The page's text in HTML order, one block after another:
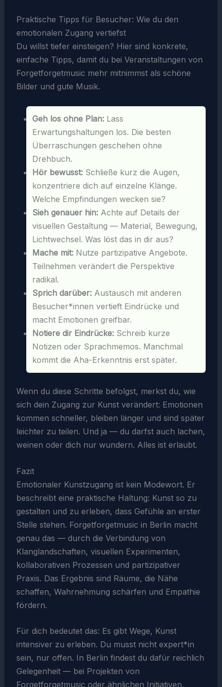
Praktische Tipps für Besucher: Wie du den
emotionalen Zugang vertiefst
Du willst tiefer einsteigen? Hier sind konkrete,
einfache Tipps, damit du bei Veranstaltungen von
Forgetforgetmusic mehr mitnimmst als schöne
Bilder und gute Musik.
Geh los ohne Plan:Lass
Erwartungshaltungen los. Die besten
Überraschungen geschehen ohne
Drehbuch.
Hör bewusst:Schließe kurz die Augen,
konzentriere dich auf einzelne Klänge.
Welche Empfindungen wecken sie?
Sieh genauer hin:Achte auf Details der
visuellen Gestaltung — Material, Bewegung,
Lichtwechsel. Was löst das in dir aus?
Mache mit:Nutze partizipative Angebote.
Teilnehmen verändert die Perspektive
radikal.
Sprich darüber:Austausch mit anderen
Besucher*innen vertieft Eindrücke und
macht Emotionen greifbar.
Notiere dir Eindrücke:Schreib kurze
Notizen oder Sprachmemos. Manchmal
kommt die Aha-Erkenntnis erst später.
Wenn du diese Schritte befolgst, merkst du, wie
sich dein Zugang zur Kunst verändert: Emotionen
kommen schneller, bleiben länger und sind später
leichter zu teilen. Und ja — du darfst auch lachen,
weinen oder dich nur wundern. Alles ist erlaubt.
Fazit
Emotionaler Kunstzugang ist kein Modewort. Er
beschreibt eine praktische Haltung: Kunst so zu
gestalten und zu erleben, dass Gefühle an erster
Stelle stehen. Forgetforgetmusic in Berlin macht
genau das — durch die Verbindung von
Klanglandschaften, visuellen Experimenten,
kollaborativen Prozessen und partizipativer
Praxis. Das Ergebnis sind Räume, die Nähe
schaffen, Wahrnehmung schärfen und Empathie
fördern.
Für dich bedeutet das: Es gibt Wege, Kunst
intensiver zu erleben. Du musst nicht expert*in
sein, nur offen. In Berlin findest du dafür reichlich
Gelegenheit — bei Projekten von
Forgetforgetmusic oder ähnlichen Initiativen.